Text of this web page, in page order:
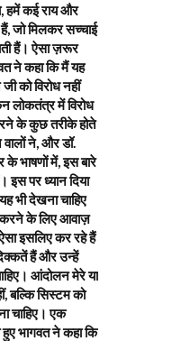
हमें कई राय और
हैं, जो मिलकर सच्चाई
हैं। ऐसा ज़रूर
ने कहा कि मैं यह
को विरोध नहीं
लोकतंत्र में विरोध
के कुछ तरीके होते
ने, और डॉ.
के भाषणों में, इस बारे
पर ध्यान दिया
भी देखना चाहिए
करने के लिए आवाज़
इसलिए कर रहे हैं
हैं और उन्हें
आंदोलन मेरे या
बल्कि सिस्टम को
चाहिए। एक
भागवत ने कहा कि